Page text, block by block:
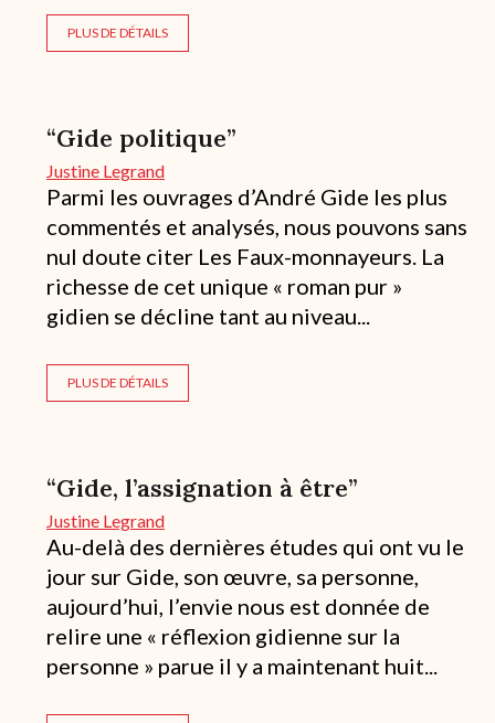
PLUS DE DÉTAILS
“Gide politique”
Justine Legrand
Parmi les ouvrages d’André Gide les plus
commentés et analysés, nous pouvons sans
nul doute citer Les Faux-monnayeurs. La
richesse de cet unique « roman pur »
gidien se décline tant au niveau...
PLUS DE DÉTAILS
“Gide, l’assignation à être”
Justine Legrand
Au-delà des dernières études qui ont vu le
jour sur Gide, son œuvre, sa personne,
aujourd’hui, l’envie nous est donnée de
relire une « réflexion gidienne sur la
personne » parue il y a maintenant huit...